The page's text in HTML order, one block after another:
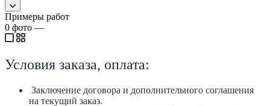
Примеры работ
0 фото —
Условия заказа, оплата:
Заключение договора и дополнительного соглашения
на текущий заказ.